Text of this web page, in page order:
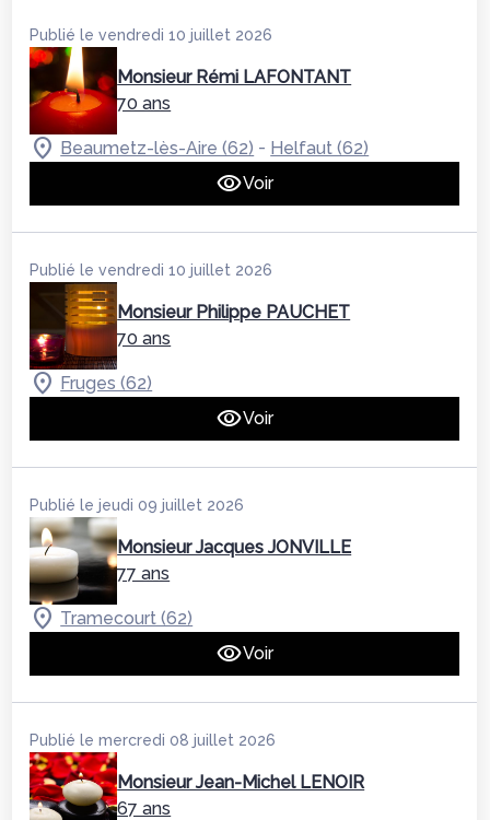
Publié le vendredi 10 juillet 2026
Monsieur Rémi LAFONTANT
70 ans
Beaumetz-lès-Aire (62) - Helfaut (62)
Voir
Publié le vendredi 10 juillet 2026
Monsieur Philippe PAUCHET
70 ans
Fruges (62)
Voir
Publié le jeudi 09 juillet 2026
Monsieur Jacques JONVILLE
77 ans
Tramecourt (62)
Voir
Publié le mercredi 08 juillet 2026
Monsieur Jean-Michel LENOIR
67 ans